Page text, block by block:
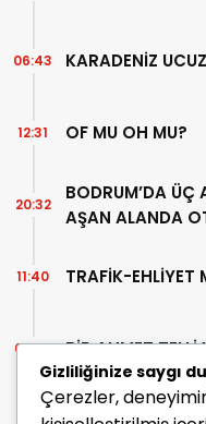
KARADENİZ
06:43
OF MU OH MU?
12:31
BODRUM’DA ÜÇ
AŞAN ALANDA
20:32
TRAFİK-EHLİYET
11:40
BİR AHMET TELLİ
07:30
Gizliliğinize saygı
Çerezler,